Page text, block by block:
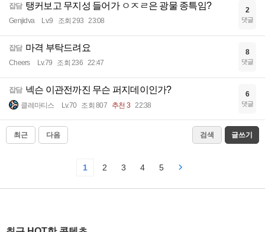
잡담 탱커보고 무지성 들어가 ㅇㅈㄹ은 광물 종특임?
Genjidva Lv.9 조회 293 23:08
2
댓글
잡담 마격 부탁드려요
Cheers Lv.79 조회 236 22:47
8
댓글
잡담 넥슨 이관전까진 무슨 퍼지데이인가?
클레마티스 Lv.70 조회 807 추천 3 22:38
6
댓글
최근 다음 검색 글쓰기
1 2 3 4 5